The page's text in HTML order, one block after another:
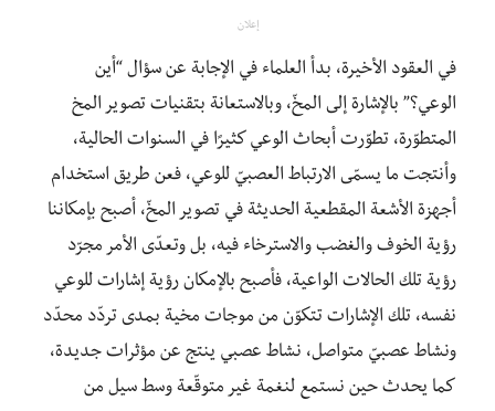
إعلان
في العقود الأخيرة، بدأ العلماء في الإجابة عن سؤال “أين
الوعي؟” بالإشارة إلى المخّ، وبالاستعانة بتقنيات تصوير المخ
المتطوّرة، تطوّرت أبحاث الوعي كثيرًا في السنوات الحالية،
وأنتجت ما يسمّى الارتباط العصبيّ للوعي، فعن طريق استخدام
أجهزة الأشعة المقطعية الحديثة في تصوير المخّ، أصبح بإمكاننا
رؤية الخوف والغضب والاسترخاء فيه، بل وتعدّى الأمر مجرّد
رؤية تلك الحالات الواعية، فأصبح بالإمكان رؤية إشارات للوعي
نفسه، تلك الإشارات تتكوّن من موجات مخية بمدى تردّد محدّد
ونشاط عصبيّ متواصل، نشاط عصبي ينتج عن مؤثرات جديدة،
كما يحدث حين نستمع لنغمة غير متوقّعة وسط سيل من